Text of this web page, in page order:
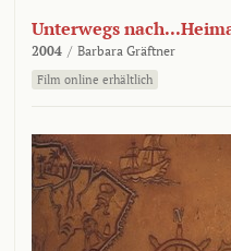
Unterwegs
2004 / Barbara Gräftner
Film online erhältlich